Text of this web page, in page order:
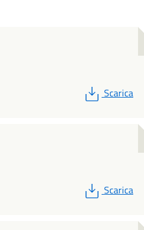
PDF
Scarica
PDF
Scarica